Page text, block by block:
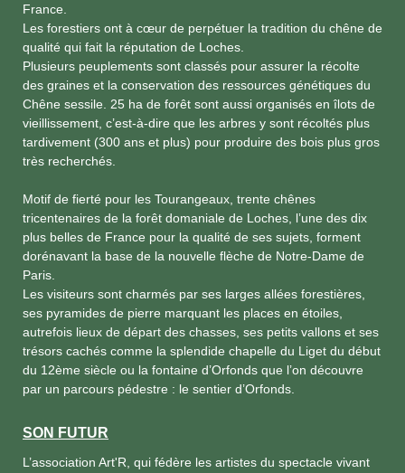
France.
Les forestiers ont à cœur de perpétuer la tradition du chêne de
qualité qui fait la réputation de Loches.
Plusieurs peuplements sont classés pour assurer la récolte
des graines et la conservation des ressources génétiques du
Chêne sessile. 25 ha de forêt sont aussi organisés en îlots de
vieillissement, c’est-à-dire que les arbres y sont récoltés plus
tardivement (300 ans et plus) pour produire des bois plus gros
très recherchés.
Motif de fierté pour les Tourangeaux, trente chênes
tricentenaires de la forêt domaniale de Loches, l’une des dix
plus belles de France pour la qualité de ses sujets, forment
dorénavant la base de la nouvelle flèche de Notre-Dame de
Paris.
Les visiteurs sont charmés par ses larges allées forestières,
ses pyramides de pierre marquant les places en étoiles,
autrefois lieux de départ des chasses, ses petits vallons et ses
trésors cachés comme la splendide chapelle du Liget du début
du 12ème siècle ou la fontaine d’Orfonds que l’on découvre
par un parcours pédestre : le sentier d’Orfonds.
SON FUTUR
L’association Art'R, qui fédère les artistes du spectacle vivant